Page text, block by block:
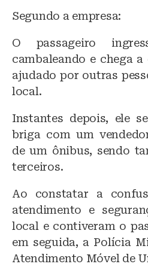
Segundo a empresa:
O passageiro
cambaleando e chega
ajudado por outras
local.
Instantes depois, ele
briga com um
de um ônibus, sendo
terceiros.
Ao constatar a
atendimento e
local e contiveram o
em seguida, a Polícia
Atendimento Móvel de